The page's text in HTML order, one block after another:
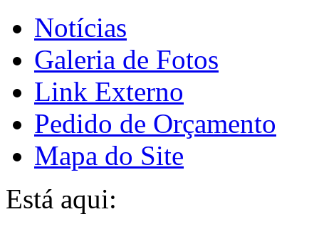
Notícias
Galeria de Fotos
Link Externo
Pedido de Orçamento
Mapa do Site
Está aqui: